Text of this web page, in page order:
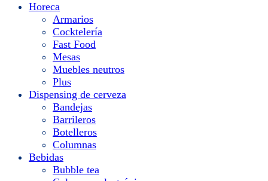
Horeca
Armarios
Cocktelería
Fast Food
Mesas
Muebles neutros
Plus
Dispensing de cerveza
Bandejas
Barrileros
Botelleros
Columnas
Bebidas
Bubble tea